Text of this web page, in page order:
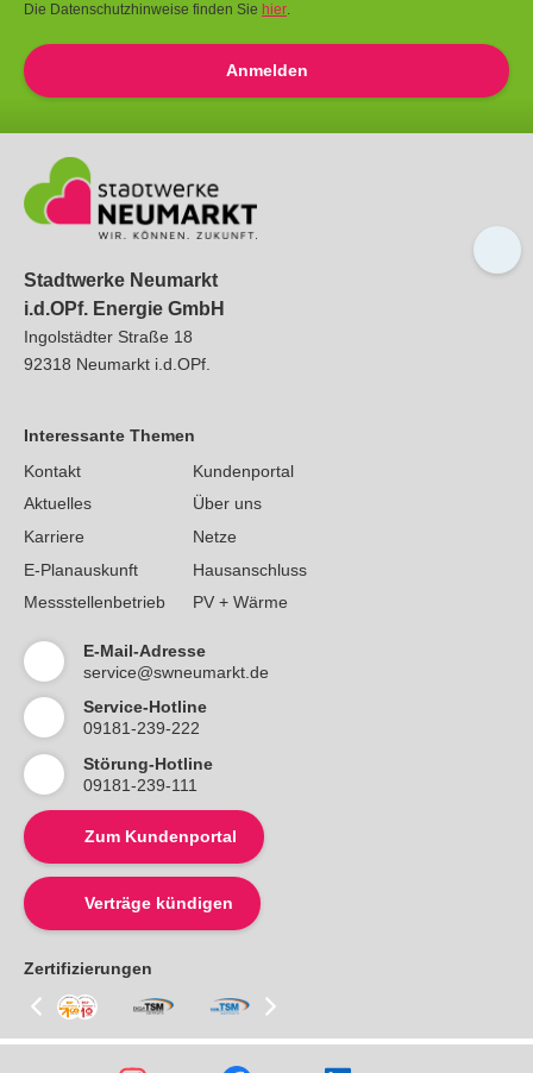
Die Datenschutzhinweise finden Sie hier.
Anmelden
Stadtwerke Neumarkt
i.d.OPf. Energie GmbH
Ingolstädter Straße 18
92318 Neumarkt i.d.OPf.
Interessante Themen
Kontakt
Kundenportal
Aktuelles
Über uns
Karriere
Netze
E-Planauskunft
Hausanschluss
Messstellenbetrieb
PV + Wärme
E-Mail-Adresse
service@swneumarkt.de
Service-Hotline
09181-239-222
Störung-Hotline
09181-239-111
Zum Kundenportal
Verträge kündigen
Zertifizierungen